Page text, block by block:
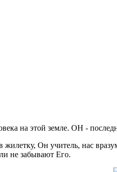
на этой земле. ОН -
жилетку, Он учитель, нас
не забывают Его.